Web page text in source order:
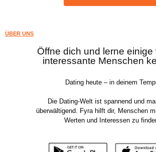
ÜBER UNS
Öffne dich und lerne einige
interessante Menschen
Dating heute – in deinem
Die Dating-Welt ist spannend und
überwältigend. Fyra hilft dir, Menschen
Werten und Interessen zu